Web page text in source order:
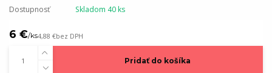
Dostupnosť Skladom 40 ks
6 €/ks4,88 €bez DPH
Pridať do košíka